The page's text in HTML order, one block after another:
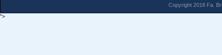
Copyright 2018 Fa.
">